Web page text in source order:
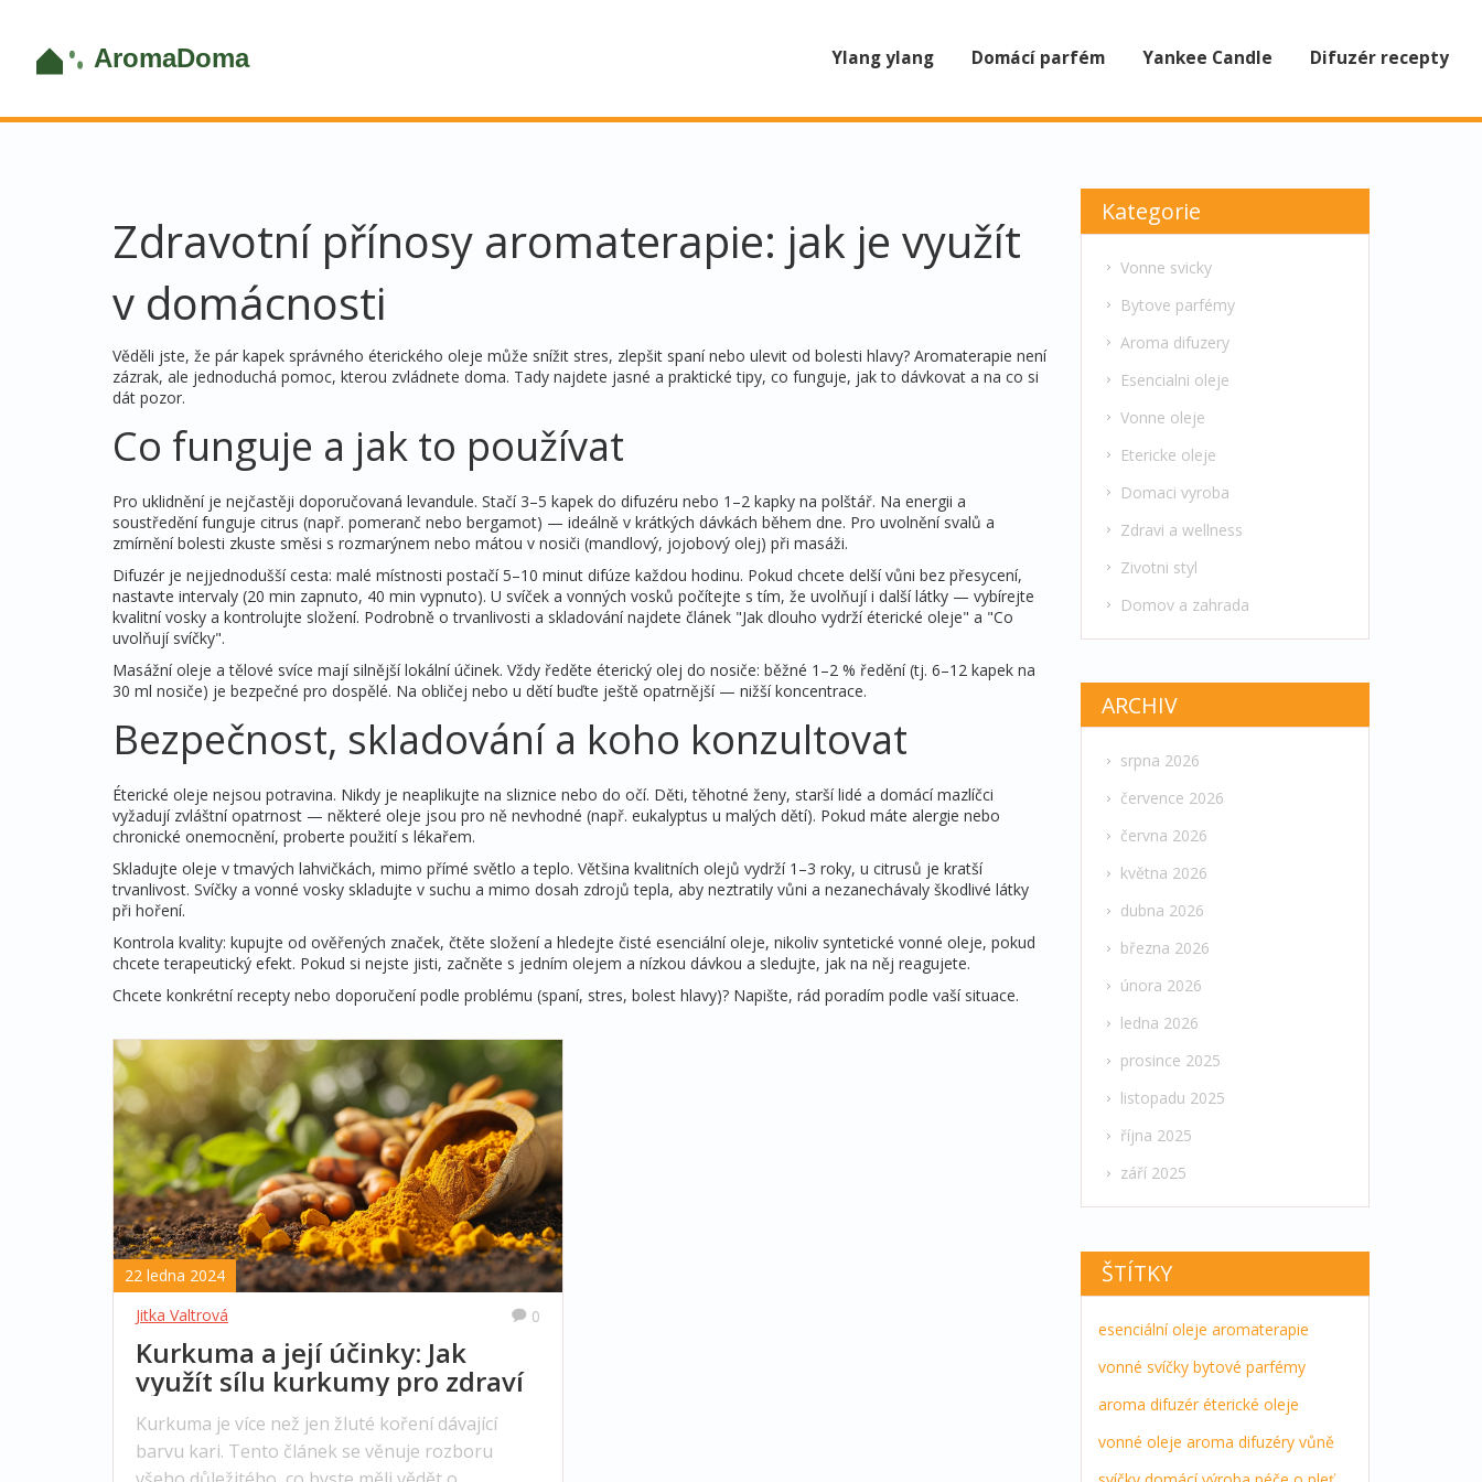
Ylang ylang Domácí parfém Yankee Candle Difuzér recepty
Zdravotní přínosy aromaterapie: jak je využít
v domácnosti
Věděli jste, že pár kapek správného éterického oleje může snížit stres, zlepšit spaní nebo ulevit od bolesti hlavy? Aromaterapie není
zázrak, ale jednoduchá pomoc, kterou zvládnete doma. Tady najdete jasné a praktické tipy, co funguje, jak to dávkovat a na co si
dát pozor.
Co funguje a jak to používat
Pro uklidnění je nejčastěji doporučovaná levandule. Stačí 3–5 kapek do difuzéru nebo 1–2 kapky na polštář. Na energii a
soustředění funguje citrus (např. pomeranč nebo bergamot) — ideálně v krátkých dávkách během dne. Pro uvolnění svalů a
zmírnění bolesti zkuste směsi s rozmarýnem nebo mátou v nosiči (mandlový, jojobový olej) při masáži.
Difuzér je nejjednodušší cesta: malé místnosti postačí 5–10 minut difúze každou hodinu. Pokud chcete delší vůni bez přesycení,
nastavte intervaly (20 min zapnuto, 40 min vypnuto). U svíček a vonných vosků počítejte s tím, že uvolňují i další látky — vybírejte
kvalitní vosky a kontrolujte složení. Podrobně o trvanlivosti a skladování najdete článek "Jak dlouho vydrží éterické oleje" a "Co
uvolňují svíčky".
Masážní oleje a tělové svíce mají silnější lokální účinek. Vždy ředěte éterický olej do nosiče: běžné 1–2 % ředění (tj. 6–12 kapek na
30 ml nosiče) je bezpečné pro dospělé. Na obličej nebo u dětí buďte ještě opatrnější — nižší koncentrace.
Bezpečnost, skladování a koho konzultovat
Éterické oleje nejsou potravina. Nikdy je neaplikujte na sliznice nebo do očí. Děti, těhotné ženy, starší lidé a domácí mazlíčci
vyžadují zvláštní opatrnost — některé oleje jsou pro ně nevhodné (např. eukalyptus u malých dětí). Pokud máte alergie nebo
chronické onemocnění, proberte použití s lékařem.
Skladujte oleje v tmavých lahvičkách, mimo přímé světlo a teplo. Většina kvalitních olejů vydrží 1–3 roky, u citrusů je kratší
trvanlivost. Svíčky a vonné vosky skladujte v suchu a mimo dosah zdrojů tepla, aby neztratily vůni a nezanechávaly škodlivé látky
při hoření.
Kontrola kvality: kupujte od ověřených značek, čtěte složení a hledejte čisté esenciální oleje, nikoliv syntetické vonné oleje, pokud
chcete terapeutický efekt. Pokud si nejste jisti, začněte s jedním olejem a nízkou dávkou a sledujte, jak na něj reagujete.
Chcete konkrétní recepty nebo doporučení podle problému (spaní, stres, bolest hlavy)? Napište, rád poradím podle vaší situace.
22 ledna 2024
Jitka Valtrová
0
Kurkuma a její účinky: Jak
využít sílu kurkumy pro zdraví
Kurkuma je více než jen žluté koření dávající
barvu kari. Tento článek se věnuje rozboru
Kategorie
Vonne svicky
Bytove parfémy
Aroma difuzery
Esencialni oleje
Vonne oleje
Etericke oleje
Domaci vyroba
Zdravi a wellness
Zivotni styl
Domov a zahrada
ARCHIV
srpna 2026
července 2026
června 2026
května 2026
dubna 2026
března 2026
února 2026
ledna 2026
prosince 2025
listopadu 2025
října 2025
září 2025
ŠTÍTKY
esenciální oleje aromaterapie
vonné svíčky bytové parfémy
aroma difuzér éterické oleje
vonné oleje aroma difuzéry vůně